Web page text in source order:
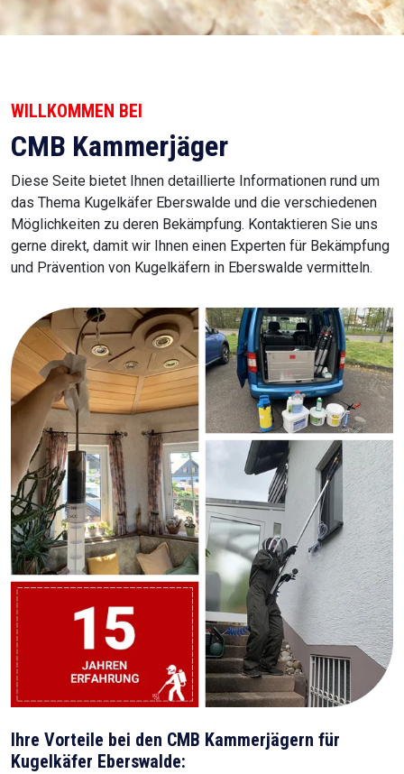
WILLKOMMEN BEI
CMB Kammerjäger
Diese Seite bietet Ihnen detaillierte Informationen rund um
das Thema Kugelkäfer Eberswalde und die verschiedenen
Möglichkeiten zu deren Bekämpfung. Kontaktieren Sie uns
gerne direkt, damit wir Ihnen einen Experten für Bekämpfung
und Prävention von Kugelkäfern in Eberswalde vermitteln.
Ihre Vorteile bei den CMB Kammerjägern für
Kugelkäfer Eberswalde: